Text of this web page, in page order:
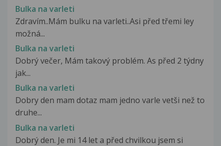
Bulka na varleti
Zdravím..Mám bulku na varleti..Asi před třemi ley
možná...
Bulka na varleti
Dobrý večer, Mám takový problém. As před 2 týdny
jak...
Bulka na varleti
Dobry den mam dotaz mam jedno varle vetši než to
druhe...
Bulka na varleti
Dobrý den. Je mi 14 let a před chvilkou jsem si